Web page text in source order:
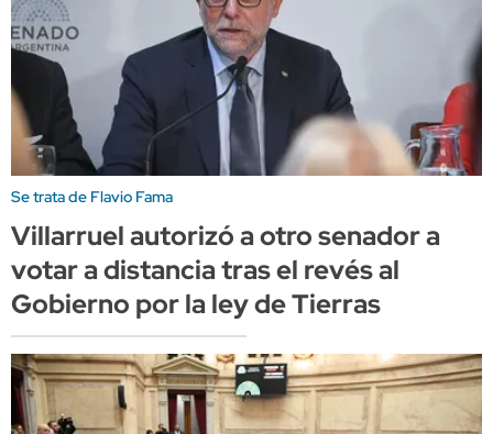
Se trata de Flavio Fama
Villarruel autorizó a otro senador a
votar a distancia tras el revés al
Gobierno por la ley de Tierras